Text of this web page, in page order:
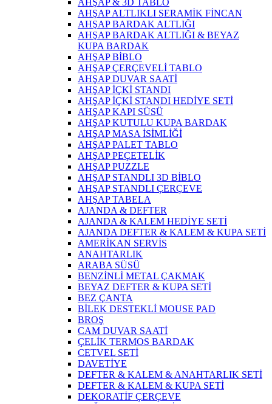
AHŞAP & 3D TABLO
AHŞAP ALTLIKLI SERAMİK FİNCAN
AHŞAP BARDAK ALTLIĞI
AHŞAP BARDAK ALTLIĞI & BEYAZ
KUPA BARDAK
AHŞAP BİBLO
AHŞAP ÇERÇEVELİ TABLO
AHŞAP DUVAR SAATİ
AHŞAP İÇKİ STANDI
AHŞAP İÇKİ STANDI HEDİYE SETİ
AHŞAP KAPI SÜSÜ
AHŞAP KUTULU KUPA BARDAK
AHŞAP MASA İSİMLİĞİ
AHŞAP PALET TABLO
AHŞAP PEÇETELİK
AHŞAP PUZZLE
AHŞAP STANDLI 3D BİBLO
AHŞAP STANDLI ÇERÇEVE
AHŞAP TABELA
AJANDA & DEFTER
AJANDA & KALEM HEDİYE SETİ
AJANDA DEFTER & KALEM & KUPA SETİ
AMERİKAN SERVİS
ANAHTARLIK
ARABA SÜSÜ
BENZİNLİ METAL ÇAKMAK
BEYAZ DEFTER & KUPA SETİ
BEZ ÇANTA
BİLEK DESTEKLİ MOUSE PAD
BROŞ
CAM DUVAR SAATİ
ÇELİK TERMOS BARDAK
CETVEL SETİ
DAVETİYE
DEFTER & KALEM & ANAHTARLIK SETİ
DEFTER & KALEM & KUPA SETİ
DEKORATİF ÇERÇEVE